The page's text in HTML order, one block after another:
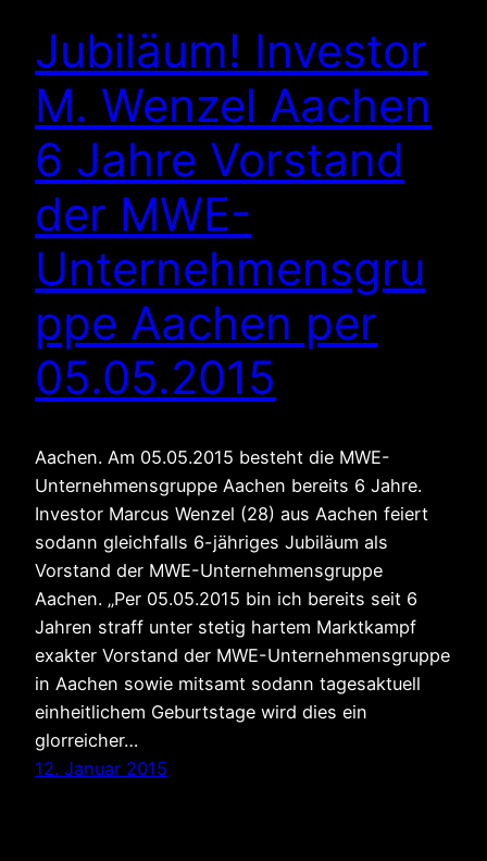
Jubiläum! Investor
M. Wenzel Aachen
6 Jahre Vorstand
der MWE-
Unternehmensgru
ppe Aachen per
05.05.2015
Aachen. Am 05.05.2015 besteht die MWE-
Unternehmensgruppe Aachen bereits 6 Jahre.
Investor Marcus Wenzel (28) aus Aachen feiert
sodann gleichfalls 6-jähriges Jubiläum als
Vorstand der MWE-Unternehmensgruppe
Aachen. „Per 05.05.2015 bin ich bereits seit 6
Jahren straff unter stetig hartem Marktkampf
exakter Vorstand der MWE-Unternehmensgruppe
in Aachen sowie mitsamt sodann tagesaktuell
einheitlichem Geburtstage wird dies ein
glorreicher…
12. Januar 2015